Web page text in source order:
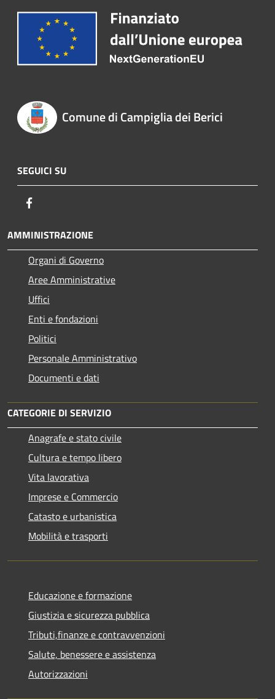
Comune di Campiglia dei Berici
SEGUICI SU
AMMINISTRAZIONE
Organi di Governo
Aree Amministrative
Uffici
Enti e fondazioni
Politici
Personale Amministrativo
Documenti e dati
CATEGORIE DI SERVIZIO
Anagrafe e stato civile
Cultura e tempo libero
Vita lavorativa
Imprese e Commercio
Catasto e urbanistica
Mobilità e trasporti
Educazione e formazione
Giustizia e sicurezza pubblica
Tributi,finanze e contravvenzioni
Salute, benessere e assistenza
Autorizzazioni